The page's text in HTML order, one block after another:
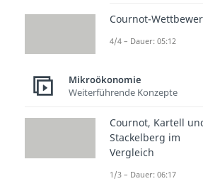
Pigou-
Die
Steuer ist
dir in unserem
Cournot-
4/4 – Dauer: 05:12
Mikroökonomie
Weiterführende Konzepte
Cournot, Kartell
Stackelberg im
Vergleich
1/3 – Dauer: 06:17